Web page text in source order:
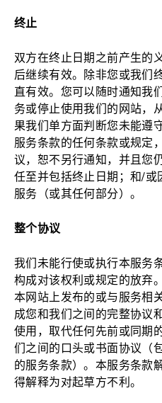
终止
双方在终止日期之前产生的
后继续有效。除非您或我们
直有效。您可以随时通知我
务或停止使用我们的网站，
果我们单方面判断您未能遵
服务条款的任何条款或规定
议，恕不另行通知，并且您
任至并包括终止日期；和/
服务（或其任何部分）。
整个协议
我们未能行使或执行本服务
构成对该权利或规定的放弃
本网站上发布的或与服务相
成您和我们之间的完整协议
使用，取代任何先前或同期
们之间的口头或书面协议（
的服务条款）。本服务条款
得解释为对起草方不利。